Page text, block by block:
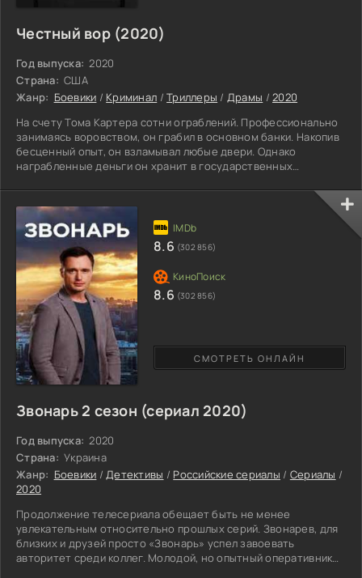
Честный вор (2020)
Год выпуска: 2020
Страна: США
Жанр: Боевики / Криминал /Триллеры / Драмы /2020
На счету Тома Картера сотни ограблений. Профессионально
занимаясь воровством, он грабил в основном банки. Накопив
бесценный опыт, он взламывал любые двери. Однако
награбленные деньги он хранит в государственных
Вскружив ему голову, Том внезапно влюбляется. Овладевшие
им чувства, толкают мужчину к переменам. Желая стать
лучше, он пытается покончить с прошлым. Решив начать
жизнь с чистого листа, он пошел сдаваться властям,
признаться в
Звонарь 2 сезон (сериал 2020)
Год выпуска: 2020
Страна: Украина
Жанр: Боевики /Детективы / Российские сериалы / Сериалы /
2020
Продолжение телесериала обещает быть не менее
увлекательным относительно прошлых серий. Звонарев, для
близких и друзей просто «Звонарь» успел завоевать
авторитет среди коллег. Молодой, но опытный оперативник
СМОТРЕТЬ ОНЛАЙН
8.6 (302 856)
8.6 (302 856)